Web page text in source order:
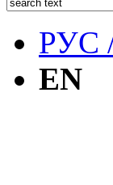
РУС
EN